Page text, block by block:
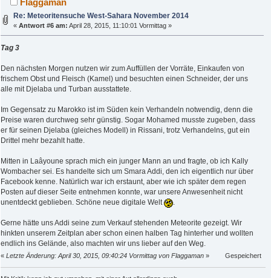
Flaggaman
Re: Meteoritensuche West-Sahara November 2014
«Antwort #6 am: April 28, 2015, 11:10:01 Vormittag »
Tag 3
Den nächsten Morgen nutzen wir zum Auffüllen der Vorräte, Einkaufen von
frischem Obst und Fleisch (Kamel) und besuchten einen Schneider, der uns
alle mit Djelaba und Turban ausstattete.
Im Gegensatz zu Marokko ist im Süden kein Verhandeln notwendig, denn die
Preise waren durchweg sehr günstig. Sogar Mohamed musste zugeben, dass
er für seinen Djelaba (gleiches Modell) in Rissani, trotz Verhandelns, gut ein
Drittel mehr bezahlt hatte.
Mitten in Laâyoune sprach mich ein junger Mann an und fragte, ob ich Kally
Wombacher sei. Es handelte sich um Smara Addi, den ich eigentlich nur über
Facebook kenne. Natürlich war ich erstaunt, aber wie ich später dem regen
Posten auf dieser Seite entnehmen konnte, war unsere Anwesenheit nicht
unentdeckt geblieben. Schöne neue digitale Welt
.
Gerne hätte uns Addi seine zum Verkauf stehenden Meteorite gezeigt. Wir
hinkten unserem Zeitplan aber schon einen halben Tag hinterher und wollten
endlich ins Gelände, also machten wir uns lieber auf den Weg.
« Letzte Änderung: April 30, 2015, 09:40:24 Vormittag von Flaggaman » Gespeichert